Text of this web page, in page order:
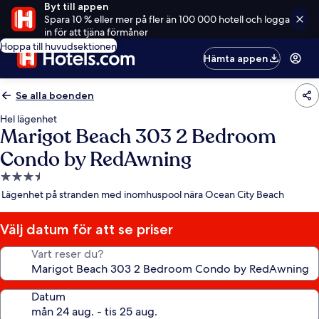
Byt till appen
Spara 10 % eller mer på fler än 100 000 hotell och logga
in för att tjäna förmåner
Hoppa till huvudsektionen
Hämta appen
Se alla boenden
Hel lägenhet
Marigot Beach 303 2 Bedroom
Condo by RedAwning
3.5-
stjärnigt
Lägenhet på stranden med inomhuspool nära Ocean City Beach
Välj datum för att se priser
Vart reser du?
Datum